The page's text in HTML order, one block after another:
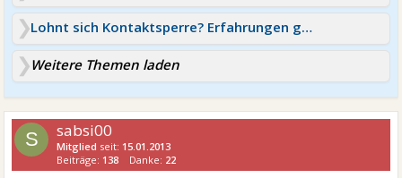
Lohnt sich Kontaktsperre? Erfahrungen gerne!
Weitere Themen laden
S sabsi00
Mitglied seit: 15.01.2013
Beiträge: 138 Danke: 22